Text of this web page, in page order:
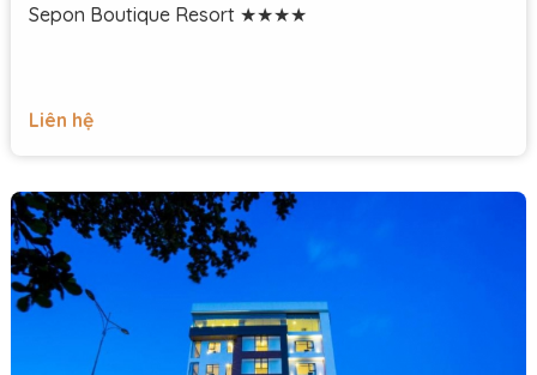
Sepon Boutique Resort ★★★★
Liên hệ